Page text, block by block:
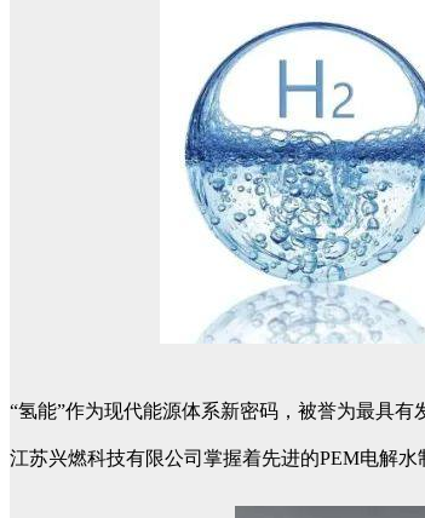
“氢能”作为现代能源体系新密码，被誉为最具有
江苏兴燃科技有限公司掌握着先进的PEM电解